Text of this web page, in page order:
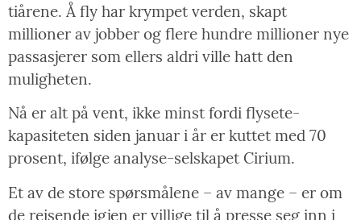
tiårene. Å fly har krympet verden, skapt
millioner av jobber og flere hundre millioner nye
passasjerer som ellers aldri ville hatt den
muligheten.
Nå er alt på vent, ikke minst fordi flysete-
kapasiteten siden januar i år er kuttet med 70
prosent, ifølge analyse-selskapet Cirium.
Et av de store spørsmålene – av mange – er om
de reisende igjen er villige til å presse seg inn i